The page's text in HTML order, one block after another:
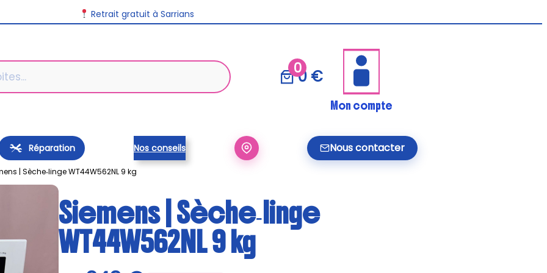
Retrait gratuit à Sarrians
00 €
Mon compte
Réparation Nous contacter
Nos conseils
| Sèche‑linge WT44W562NL 9 kg
Siemens | Sèche‑linge
WT44W562NL 9 kg